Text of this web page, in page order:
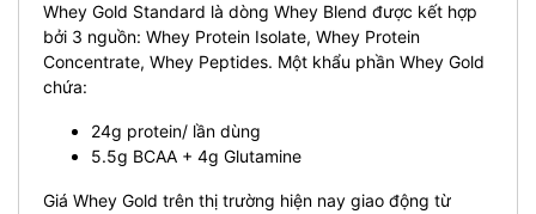
Whey Gold Standard là dòng Whey Blend được kết hợp
bởi 3 nguồn: Whey Protein Isolate, Whey Protein
Concentrate, Whey Peptides. Một khẩu phần Whey Gold
chứa:
24g protein/ lần dùng
5.5g BCAA + 4g Glutamine
Giá Whey Gold trên thị trường hiện nay giao động từ